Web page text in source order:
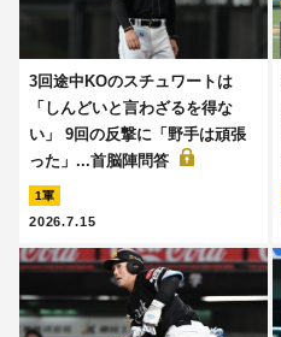
3回途中KOのスチュワートは
「しんどいと言わざるを得な
い」 9回の反撃に「野手は頑張
った」...首脳陣問答
1軍
2026.7.15